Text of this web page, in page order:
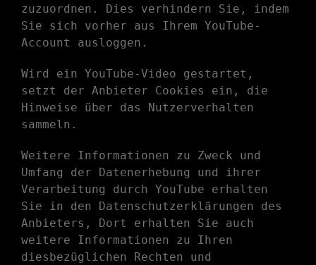
zuzuordnen. Dies verhindern Sie, indem
Sie sich vorher aus Ihrem YouTube-
Account ausloggen.
Wird ein YouTube-Video gestartet,
setzt der Anbieter Cookies ein, die
Hinweise über das Nutzerverhalten
sammeln.
Weitere Informationen zu Zweck und
Umfang der Datenerhebung und ihrer
Verarbeitung durch YouTube erhalten
Sie in den Datenschutzerklärungen des
Anbieters, Dort erhalten Sie auch
weitere Informationen zu Ihren
diesbezüglichen Rechten und